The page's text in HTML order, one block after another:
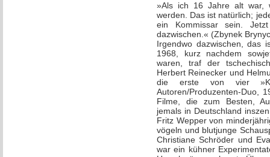
»Als ich 16 Jahre alt war,
werden. Das ist natürlich;
ein Kommissar sein.
dazwischen.« (Zbynek
Irgendwo dazwischen, das
1968, kurz nachdem
waren, traf der
Herbert Reinecker und
die erste von vier
Autoren/Produzenten-Duo,
Filme, die zum Besten,
jemals in Deutschland
Fritz Wepper von
vögeln und blutjunge
Christiane Schröder und
war ein kühner